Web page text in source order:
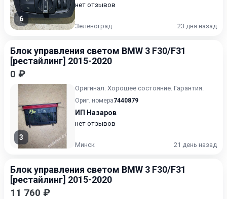
6
нет отзывов
Зеленоград 23 дня назад
Блок управления светом BMW 3 F30/F31
[рестайлинг] 2015-2020
0 ₽
3
Оригинал. Хорошее состояние. Гарантия.
Ориг. номера7440879
ИП Назаров
нет отзывов
Минск 21 день назад
Блок управления светом BMW 3 F30/F31
[рестайлинг] 2015-2020
11 760 ₽